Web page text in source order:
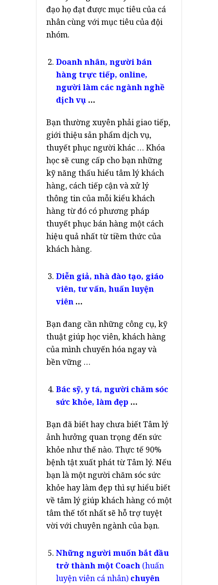
đạo họ đạt được mục tiêu của cá
nhân cùng với mục tiêu của đội
nhóm.
Doanh nhân, người bán
hàng trực tiếp, online,
người làm các ngành nghề
dịch vụ …
Bạn thường xuyên phải giao tiếp,
giới thiệu sản phẩm dịch vụ,
thuyết phục người khác … Khóa
học sẽ cung cấp cho bạn những
kỹ năng thấu hiểu tâm lý khách
hàng, cách tiếp cận và xử lý
thông tin của mỗi kiểu khách
hàng từ đó có phương pháp
thuyết phục bán hàng một cách
hiệu quả nhất từ tiềm thức của
khách hàng.
Diễn giả, nhà đào tạo, giáo
viên, tư vấn, huấn luyện
viên …
Bạn đang cần những công cụ, kỹ
thuật giúp học viên, khách hàng
của mình chuyến hóa ngay và
bền vững …
Bác sỹ, y tá, người chăm sóc
sức khỏe, làm đẹp …
Bạn đã biết hay chưa biết Tâm lý
ảnh hưởng quan trọng đến sức
khỏe như thế nào. Thực tế 90%
bệnh tật xuất phát từ Tâm lý. Nếu
bạn là một người chăm sóc sức
khỏe hay làm đẹp thì sự hiểu biết
về tâm lý giúp khách hàng có một
tâm thế tốt nhất sẽ hỗ trợ tuyệt
vời với chuyên ngành của bạn.
Những người muốn bắt đầu
trở thành một Coach (huấn
luyện viên cá nhân) chuyên